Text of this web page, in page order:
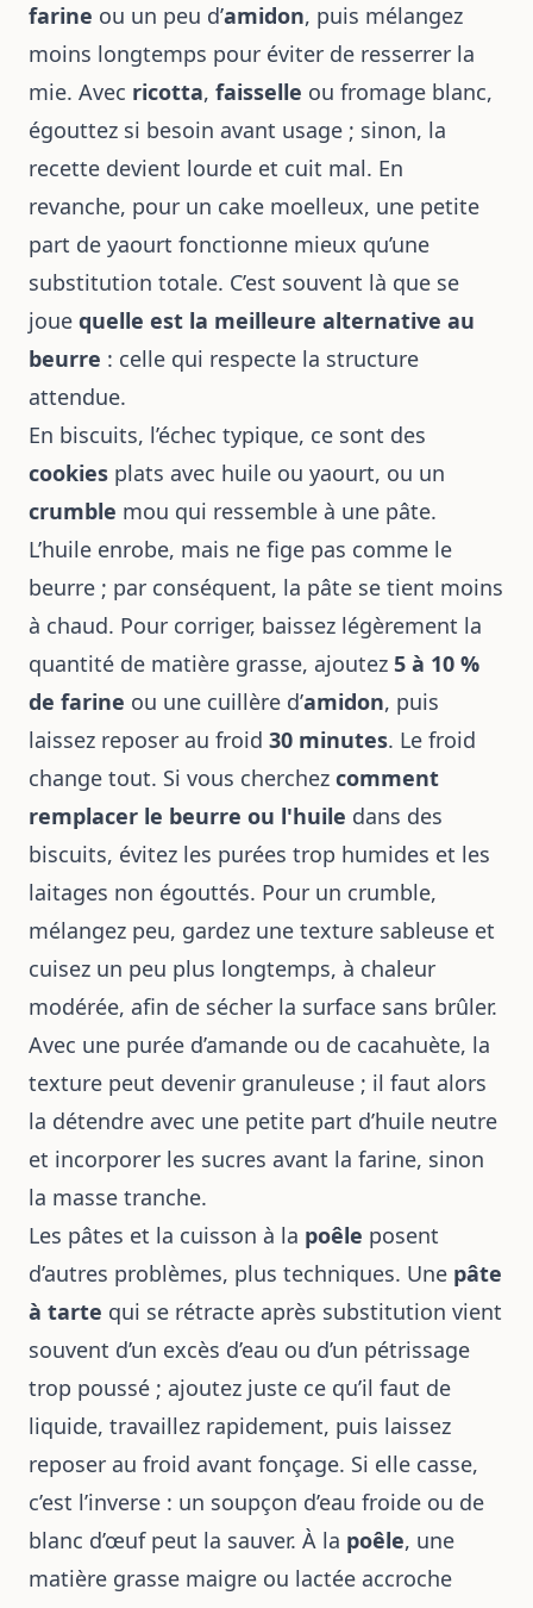
farine ou un peu d’amidon, puis mélangez
moins longtemps pour éviter de resserrer la
mie. Avec ricotta, faisselle ou fromage blanc,
égouttez si besoin avant usage ; sinon, la
recette devient lourde et cuit mal. En
revanche, pour un cake moelleux, une petite
part de yaourt fonctionne mieux qu’une
substitution totale. C’est souvent là que se
joue quelle est la meilleure alternative au
beurre : celle qui respecte la structure
attendue.
En biscuits, l’échec typique, ce sont des
cookies plats avec huile ou yaourt, ou un
crumble mou qui ressemble à une pâte.
L’huile enrobe, mais ne fige pas comme le
beurre ; par conséquent, la pâte se tient moins
à chaud. Pour corriger, baissez légèrement la
quantité de matière grasse, ajoutez 5 à 10 %
de farine ou une cuillère d’amidon, puis
laissez reposer au froid 30 minutes. Le froid
change tout. Si vous cherchez comment
remplacer le beurre ou l'huile dans des
biscuits, évitez les purées trop humides et les
laitages non égouttés. Pour un crumble,
mélangez peu, gardez une texture sableuse et
cuisez un peu plus longtemps, à chaleur
modérée, afin de sécher la surface sans brûler.
Avec une purée d’amande ou de cacahuète, la
texture peut devenir granuleuse ; il faut alors
la détendre avec une petite part d’huile neutre
et incorporer les sucres avant la farine, sinon
la masse tranche.
Les pâtes et la cuisson à la poêle posent
d’autres problèmes, plus techniques. Une pâte
à tarte qui se rétracte après substitution vient
souvent d’un excès d’eau ou d’un pétrissage
trop poussé ; ajoutez juste ce qu’il faut de
liquide, travaillez rapidement, puis laissez
reposer au froid avant fonçage. Si elle casse,
c’est l’inverse : un soupçon d’eau froide ou de
blanc d’œuf peut la sauver. À la poêle, une
matière grasse maigre ou lactée accroche